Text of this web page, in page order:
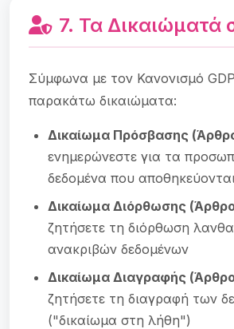
7. Τα Δικαιώματά
Σύμφωνα με τον Κανονισμό
παρακάτω δικαιώματα:
Δικαίωμα Πρόσβασης
ενημερώνεστε για τα
δεδομένα που
Δικαίωμα Διόρθωσης
ζητήσετε τη διόρθωση
ανακριβών δεδομένων
Δικαίωμα Διαγραφής
ζητήσετε τη διαγραφή των
("δικαίωμα στη λήθη")